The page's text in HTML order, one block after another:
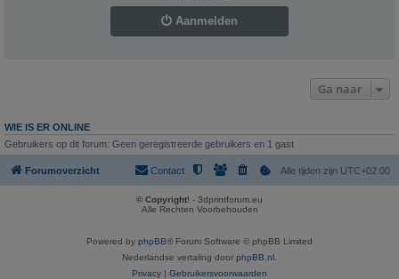
Aanmelden
Ga naar
WIE IS ER ONLINE
Gebruikers op dit forum: Geen geregistreerde gebruikers en 1 gast
Forumoverzicht Alle tijden zijn UTC+02:00
Contact
© Copyright! - 3dprintforum.eu
Alle Rechten Voorbehouden
Powered by phpBB® Forum Software © phpBB Limited
Nederlandse vertaling door phpBB.nl .
Privacy
Gebruikersvoorwaarden